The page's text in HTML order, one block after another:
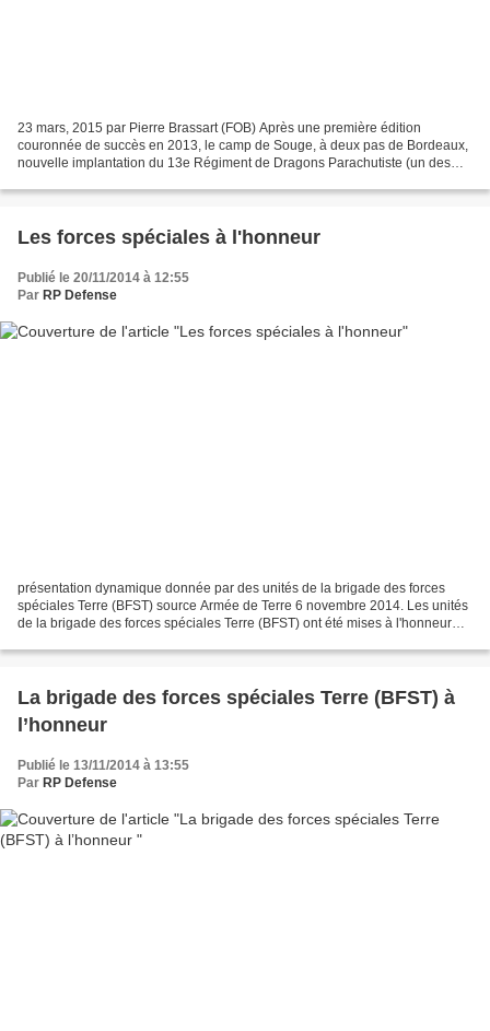
23 mars, 2015 par Pierre Brassart (FOB) Après une première édition
couronnée de succès en 2013, le camp de Souge, à deux pas de Bordeaux,
nouvelle implantation du 13e Régiment de Dragons Parachutiste (un des
Les forces spéciales à l'honneur
Publié le 20/11/2014 à 12:55
Par RP Defense
présentation dynamique donnée par des unités de la brigade des forces
spéciales Terre (BFST) source Armée de Terre 6 novembre 2014. Les unités
de la brigade des forces spéciales Terre (BFST) ont été mises à l'honneur
La brigade des forces spéciales Terre (BFST) à
l’honneur
Publié le 13/11/2014 à 13:55
Par RP Defense